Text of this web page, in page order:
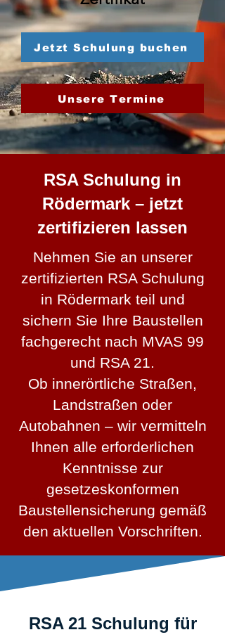
Jetzt Schulung buchen
Unsere Termine
RSA Schulung in
Rödermark – jetzt
zertifizieren lassen
Nehmen Sie an unserer
zertifizierten RSA Schulung
in Rödermark teil und
sichern Sie Ihre Baustellen
fachgerecht nach MVAS 99
und RSA 21.
Ob innerörtliche Straßen,
Landstraßen oder
Autobahnen – wir vermitteln
Ihnen alle erforderlichen
Kenntnisse zur
gesetzeskonformen
Baustellensicherung gemäß
den aktuellen Vorschriften.
RSA 21 Schulung für